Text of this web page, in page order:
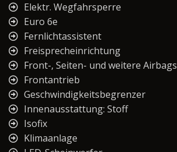
Elektr. Wegfahrsperre
Euro 6e
Fernlichtassistent
Freisprecheinrichtung
Front-, Seiten- und weitere Airbags
Frontantrieb
Geschwindigkeitsbegrenzer
Innenausstattung: Stoff
Isofix
Klimaanlage